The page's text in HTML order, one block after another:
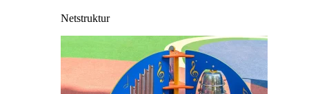
Netstruktur